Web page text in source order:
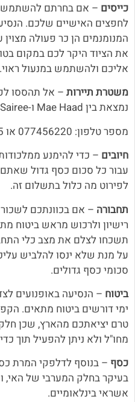
כייסים – אם בחרתם להשתמש
לחפצים האישיים שלכם.
המנומנמים הן כר פעולה
את הציוד היקר לכם במקום
אליכם ולהשתמש במנעול ראוי.
משטרת תיירות – אל תהססו
נמצאת בין Mae Haad ו-Sairee.
מספר טלפון: 077456220 או 1155. קיים מענה גם באנגלית.
חיובים – כדי להימנע
עבור כל סכום כסף גדול שאתם
לפירוט מה כלול בתשלום זה.
תחבורה – אם בכוונתכם
רישיון ולרכוש מראש ביטוח
תשכחו לצלם את מצב כלי
על מנת שלא ינסו להלביש
סכומי כסף גדולים.
ביטוח – הנסיעה באופנועים
ימי דורשים ביטוח מתאים.
טרם יציאתכם מהארץ, שכן
מחו"ל ולא ניתן להפעיל תוך
כסף – בנוסף לדלפקי המרת
בעיקר בחלק המערבי של האי,
אשראי בינלאומיים.